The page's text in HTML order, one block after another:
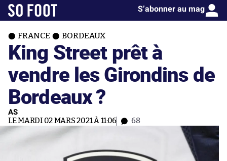
S’abonner au mag
FRANCE BORDEAUX
King Street prêt à
vendre les Girondins de
Bordeaux ?
AS
LE MARDI 02 MARS 2021 À 11:06 68